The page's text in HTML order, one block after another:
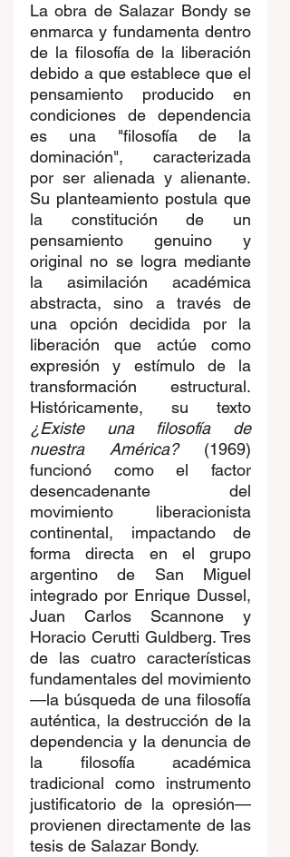
La obra de Salazar Bondy se
enmarca y fundamenta dentro
de la filosofía de la liberación
debido a que establece que el
pensamiento producido en
condiciones de dependencia
es una "filosofía de la
dominación", caracterizada
por ser alienada y alienante.
Su planteamiento postula que
la constitución de un
pensamiento genuino y
original no se logra mediante
la asimilación académica
abstracta, sino a través de
una opción decidida por la
liberación que actúe como
expresión y estímulo de la
transformación estructural.
¿Existe una filosofía de
nuestra América? (1969)
funcionó como el factor
desencadenante del
movimiento liberacionista
continental, impactando de
forma directa en el grupo
argentino de San Miguel
integrado por Enrique Dussel,
Juan Carlos Scannone y
Horacio Cerutti Guldberg. Tres
de las cuatro características
fundamentales del movimiento
—la búsqueda de una filosofía
auténtica, la destrucción de la
dependencia y la denuncia de
la filosofía académica
tradicional como instrumento
justificatorio de la opresión—
provienen directamente de las
tesis de Salazar Bondy.